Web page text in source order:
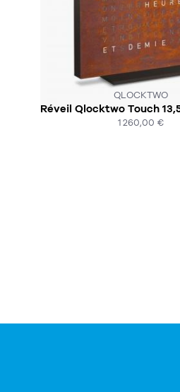
QLOCKTWO
1 260,00 €
SOUS 2-4 SEMAINES!